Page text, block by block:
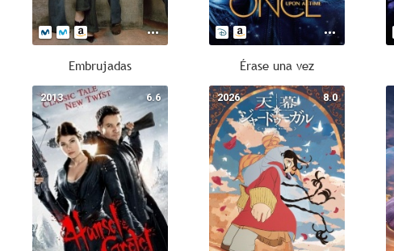
Embrujadas Érase una vez
6.6
2013 8.0
2026